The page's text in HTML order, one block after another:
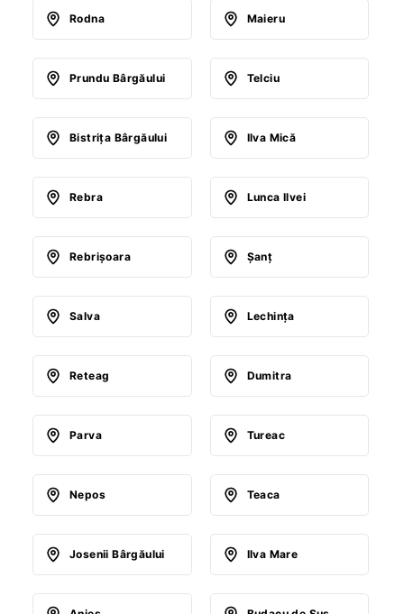
Rodna Maieru
Prundu Bârgăului Telciu
Bistriţa Bârgăului Ilva Mică
Rebra Lunca Ilvei
Rebrişoara Şanţ
Salva Lechinţa
Reteag Dumitra
Parva Tureac
Nepos Teaca
Josenii Bârgăului Ilva Mare